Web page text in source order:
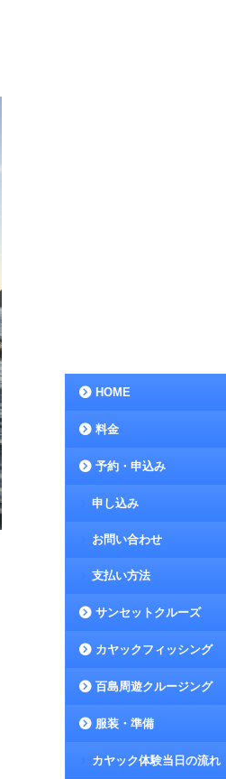
HOME
料金
予約・申込み
申し込み
お問い合わせ
支払い方法
サンセットクルーズ
カヤックフィッシング
百島周遊クルージング
服装・準備
カヤック体験当日の流れ